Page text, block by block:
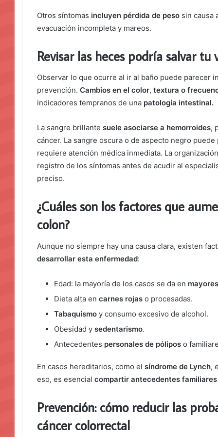
Otros síntomas incluyen pérdida de peso sin causa
evacuación incompleta y mareos.
Revisar las heces podría salvar tu
Observar lo que ocurre al ir al baño puede parecer
prevención. Cambios en el color, textura o
indicadores tempranos de una patología intestinal.
La sangre brillante suele asociarse a hemorroides,
cáncer. La sangre oscura o de aspecto negro
requiere atención médica inmediata. La
registro de los síntomas antes de acudir al
preciso.
¿Cuáles son los factores que
colon?
Aunque no siempre hay una causa clara, existen
desarrollar esta enfermedad:
Edad: la mayoría de los casos se da en
Dieta alta en carnes rojas o procesadas.
Tabaquismo y consumo excesivo de alcohol.
Obesidad y sedentarismo.
Antecedentes personales de pólipos o
En casos hereditarios, como el síndrome de Lynch,
eso, es esencial compartir antecedentes
Prevención: cómo reducir las
cáncer colorrectal